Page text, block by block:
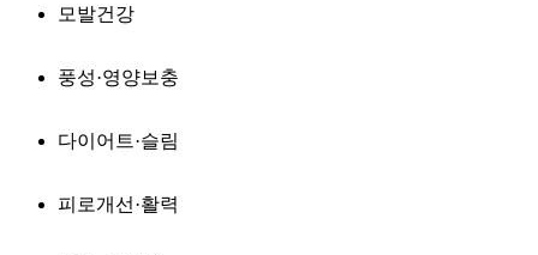
모발건강
풍성·영양보충
다이어트·슬림
피로개선·활력